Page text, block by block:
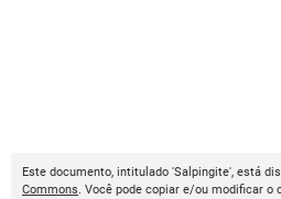
Este documento, intitulado 'Salpingite', está
Commons. Você pode copiar e/ou modificar o